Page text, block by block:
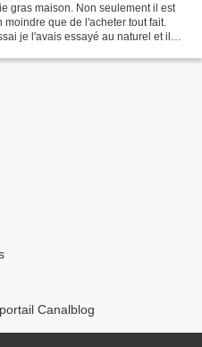
gras maison. Non seulement il est
que de l'acheter tout fait.
je l'avais essayé au naturel et il
Canalblog